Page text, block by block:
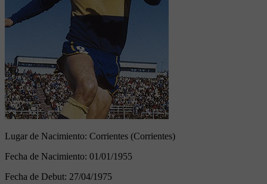
Lugar de Nacimiento: Corrientes (Corrientes)
Fecha de Nacimiento: 01/01/1955
Fecha de Debut: 27/04/1975